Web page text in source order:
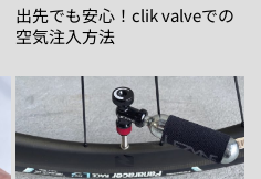
出先でも安心！clik valveでの
空気注入方法